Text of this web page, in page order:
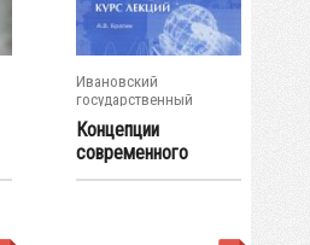
Ивановский
государственный
энергетический...
Концепции
современного
естествознания: